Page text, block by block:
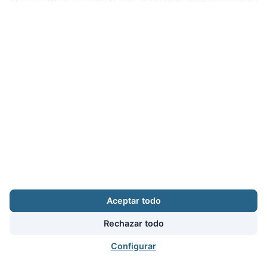
Aviso legal · Cookies · Configurar cookies · Privacidad · Contacto
Calle Puerto Rico, 29 local C · 28016 Madrid
augc@augc.org
91 362 45 86
Facebook
Aceptar todo
Rechazar todo
Configurar